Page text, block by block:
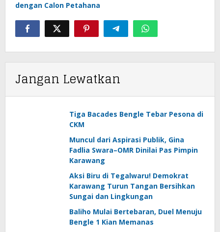
dengan Calon Petahana
Jangan Lewatkan
Tiga Bacades Bengle Tebar Pesona di
CKM
Muncul dari Aspirasi Publik, Gina
Fadlia Swara–OMR Dinilai Pas Pimpin
Karawang
Aksi Biru di Tegalwaru! Demokrat
Karawang Turun Tangan Bersihkan
Sungai dan Lingkungan
Baliho Mulai Bertebaran, Duel Menuju
Bengle 1 Kian Memanas